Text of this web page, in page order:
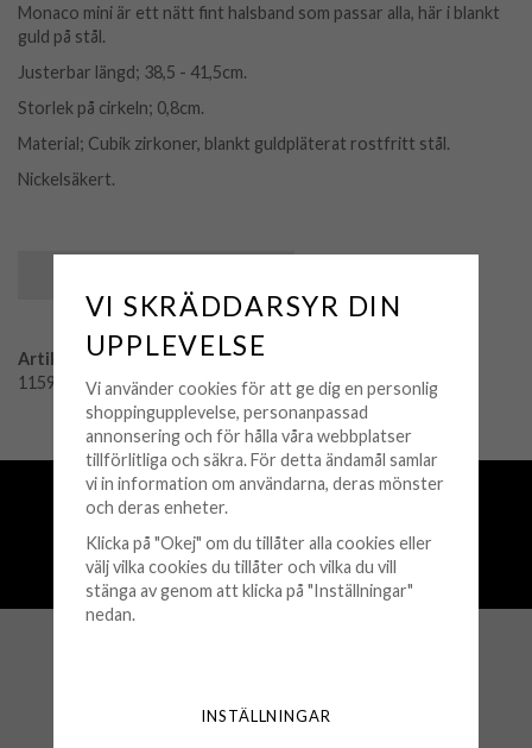
Monaco mini är ett nätt fint halsband som passar alla, här i blankt
guld på stål.
Justerbar längd; 38,5 - 41,5cm.
Storlek på cirkeln; 0,8cm.
Material; Cubik zirkoner, blankt guldpläterat rostfritt stål.
Nickelsäkert.
Artikelnummer:
115954
Fri frakt över 500 kr
Snabba leveranser (1-3 vardagar)
250 000+ nöjda kunder sedan 2008
Öppet köp 30 dagar
Köpvillkor
VI SKRÄDDARSYR DIN
UPPLEVELSE
Vi använder cookies för att ge dig en personlig
shoppingupplevelse, personanpassad
annonsering och för hålla våra webbplatser
tillförlitliga och säkra. För detta ändamål samlar
vi in information om användarna, deras mönster
och deras enheter.
Klicka på "Okej" om du tillåter alla cookies eller
välj vilka cookies du tillåter och vilka du vill
stänga av genom att klicka på "Inställningar"
nedan.
INSTÄLLNINGAR